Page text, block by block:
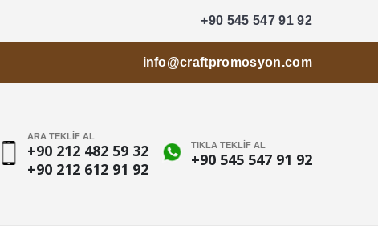
+90 545 547 91 92
info@craftpromosyon.com
ARA TEKLİF AL
+90 212 482 59 32
+90 212 612 91 92
TIKLA TEKLİF AL
+90 545 547 91 92